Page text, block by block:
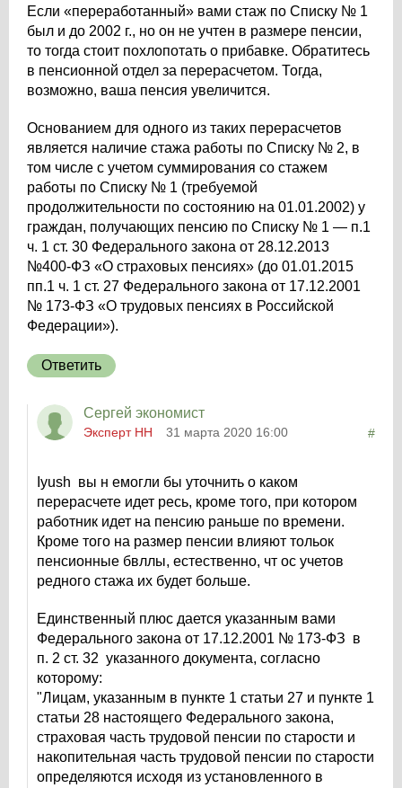
Если «переработанный» вами стаж по Списку № 1
был и до 2002 г., но он не учтен в размере пенсии,
то тогда стоит похлопотать о прибавке. Обратитесь
в пенсионной отдел за перерасчетом. Тогда,
возможно, ваша пенсия увеличится.
Основанием для одного из таких перерасчетов
является наличие стажа работы по Списку № 2, в
том числе с учетом суммирования со стажем
работы по Списку № 1 (требуемой
продолжительности по состоянию на 01.01.2002) у
граждан, получающих пенсию по Списку № 1 — п.1
ч. 1 ст. 30 Федерального закона от 28.12.2013
№400-ФЗ «О страховых пенсиях» (до 01.01.2015
пп.1 ч. 1 ст. 27 Федерального закона от 17.12.2001
№ 173-ФЗ «О трудовых пенсиях в Российской
Федерации»).
Ответить
Сергей экономист
Эксперт НН 31 марта 2020 16:00 #
Iyush вы н емогли бы уточнить о каком
перерасчете идет ресь, кроме того, при котором
работник идет на пенсию раньше по времени.
Кроме того на размер пенсии влияют тольок
пенсионные бвллы, естественно, чт ос учетов
редного стажа их будет больше.
Единственный плюс дается указанным вами
Федерального закона от 17.12.2001 № 173-ФЗ в
п. 2 ст. 32 указанного документа, согласно
которому:
"Лицам, указанным в пункте 1 статьи 27 и пункте 1
статьи 28 настоящего Федерального закона,
страховая часть трудовой пенсии по старости и
накопительная часть трудовой пенсии по старости
определяются исходя из установленного в